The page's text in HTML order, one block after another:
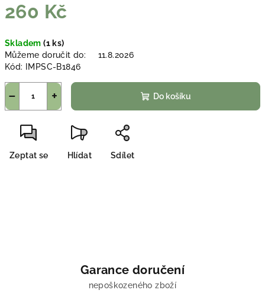
260 Kč
cena:
Skladem(1 ks)
Můžeme doručit do:
11.8.2026
Kód:
IMPSC-B1846
+
− Do košíku
Zeptat se Hlídat Sdílet
Garance doručení
nepoškozeného zboží